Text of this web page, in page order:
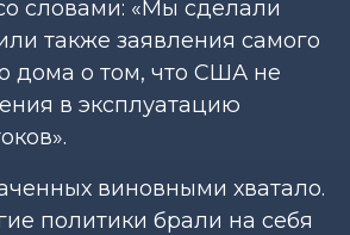
словами: «Мы сделали
также заявления самого
дома о том, что США не
в эксплуатацию
виновными хватало.
политики брали на себя